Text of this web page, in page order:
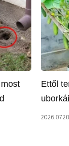
Ettől
2026.07.20.